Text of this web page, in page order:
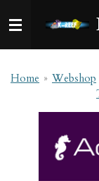
direct
hoofdinhoud
Home » Webshop